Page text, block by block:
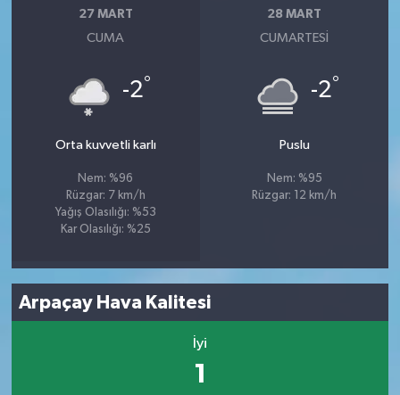
27 MART
CUMA
-2°
Orta kuvvetli karlı
Nem: %96
Rüzgar: 7 km/h
Yağış Olasılığı: %53
Kar Olasılığı: %25
28 MART
CUMARTESI
-2°
Puslu
Nem: %95
Rüzgar: 12 km/h
Arpaçay Hava Kalitesi
İyi
1